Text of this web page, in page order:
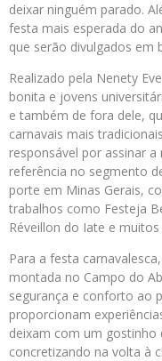
deixar ninguém parado.
festa mais esperada do
que serão divulgados em
Realizado pela Nenety
bonita e jovens
e também de fora dele,
carnavais mais
responsável por assinar
referência no segmento
porte em Minas Gerais,
trabalhos como Festeja
Réveillon do Iate e
Para a festa
montada no Campo do
segurança e conforto ao
proporcionam
deixam com um gostinho
concretizando na volta à